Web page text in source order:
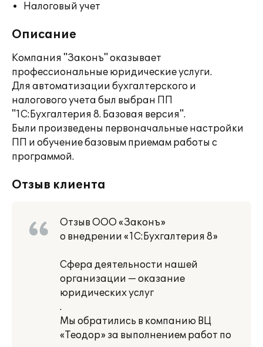
Налоговый учет
Описание
Компания "Законъ" оказывает
профессиональные юридические услуги.
Для автоматизации бухгалтерского и
налогового учета был выбран ПП
"1С:Бухгалтерия 8. Базовая версия".
Были произведены первоначальные настройки
ПП и обучение базовым приемам работы с
программой.
Отзыв клиента
Отзыв ООО «Законъ»
о внедрении «1C:Бухгалтерия 8»
Сфера деятельности нашей
организации — оказание
юридических услуг
.
Мы обратились в компанию ВЦ
«Теодор» за выполнением работ по